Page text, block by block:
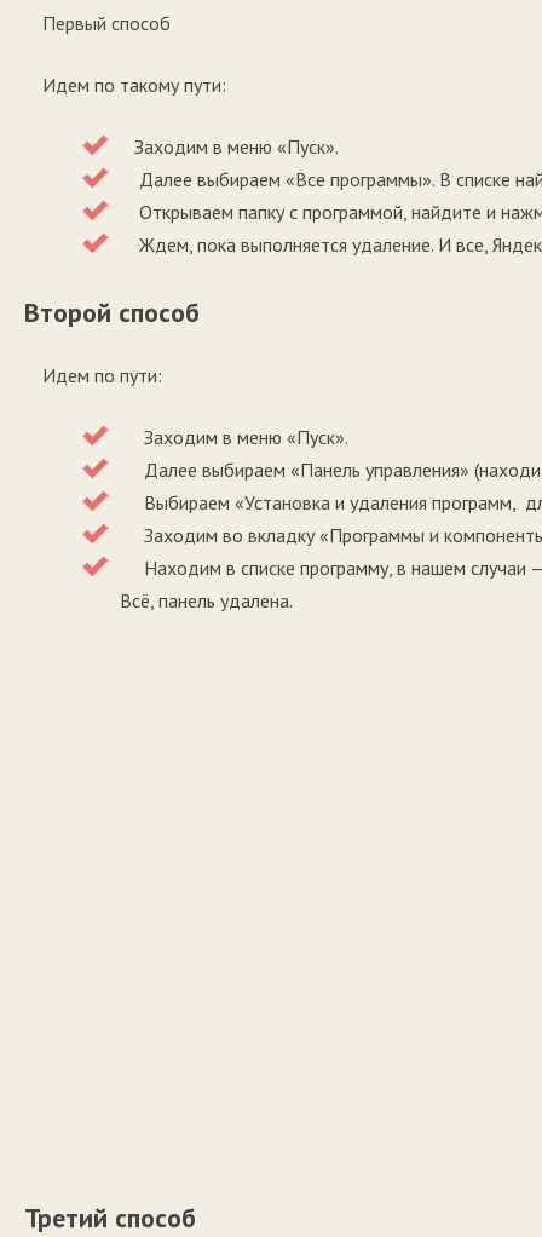
Первый способ
Идем по такому пути:
Заходим в меню «Пуск».
Далее выбираем «Все программы». В списке
Открываем папку с программой, найдите и
Ждем, пока выполняется удаление. И все,
Второй способ
Идем по пути:
Заходим в меню «Пуск».
Далее выбираем «Панель управления»
Выбираем «Установка и удаления программ,
Заходим во вкладку «Программы и
Находим в списке программу, в нашем случаи
Всё, панель удалена.
Третий способ